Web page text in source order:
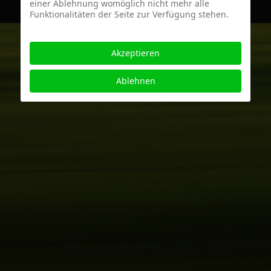
einer Ablehnung womöglich nicht mehr alle
Funktionalitäten der Seite zur Verfügung stehen.
Akzeptieren
Ablehnen